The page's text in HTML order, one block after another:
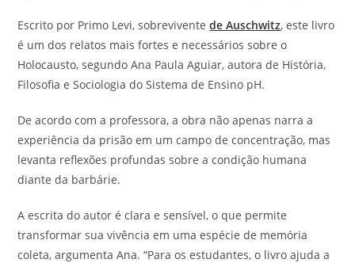
Escrito por Primo Levi, sobreviventede Auschwitz, este livro
é um dos relatos mais fortes e necessários sobre o
Holocausto, segundo Ana Paula Aguiar, autora de História,
Filosofia e Sociologia do Sistema de Ensino pH.
De acordo com a professora, a obra não apenas narra a
experiência da prisão em um campo de concentração, mas
levanta reflexões profundas sobre a condição humana
diante da barbárie.
A escrita do autor é clara e sensível, o que permite
transformar sua vivência em uma espécie de memória
coleta, argumenta Ana. “Para os estudantes, o livro ajuda a